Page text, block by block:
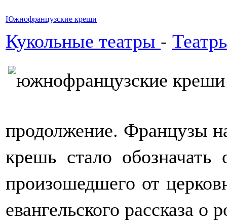
Южнофранцузские креши
Кукольные театры -
продолжение. Французы
крешь стало обозначать
произошедшего от
евангельского рассказа